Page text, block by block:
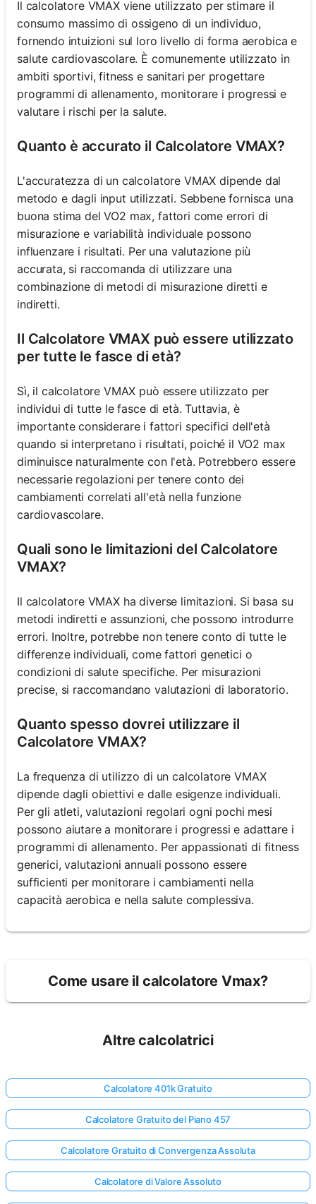
Il calcolatore VMAX viene utilizzato per stimare il
consumo massimo di ossigeno di un individuo,
fornendo intuizioni sul loro livello di forma aerobica e
salute cardiovascolare. È comunemente utilizzato in
ambiti sportivi, fitness e sanitari per progettare
programmi di allenamento, monitorare i progressi e
valutare i rischi per la salute.
Quanto è accurato il Calcolatore VMAX?
L'accuratezza di un calcolatore VMAX dipende dal
metodo e dagli input utilizzati. Sebbene fornisca una
buona stima del VO2 max, fattori come errori di
misurazione e variabilità individuale possono
influenzare i risultati. Per una valutazione più
accurata, si raccomanda di utilizzare una
combinazione di metodi di misurazione diretti e
indiretti.
Il Calcolatore VMAX può essere utilizzato
per tutte le fasce di età?
Sì, il calcolatore VMAX può essere utilizzato per
individui di tutte le fasce di età. Tuttavia, è
importante considerare i fattori specifici dell'età
quando si interpretano i risultati, poiché il VO2 max
diminuisce naturalmente con l'età. Potrebbero essere
necessarie regolazioni per tenere conto dei
cambiamenti correlati all'età nella funzione
cardiovascolare.
Quali sono le limitazioni del Calcolatore
VMAX?
Il calcolatore VMAX ha diverse limitazioni. Si basa su
metodi indiretti e assunzioni, che possono introdurre
errori. Inoltre, potrebbe non tenere conto di tutte le
differenze individuali, come fattori genetici o
condizioni di salute specifiche. Per misurazioni
precise, si raccomandano valutazioni di laboratorio.
Quanto spesso dovrei utilizzare il
Calcolatore VMAX?
La frequenza di utilizzo di un calcolatore VMAX
dipende dagli obiettivi e dalle esigenze individuali.
Per gli atleti, valutazioni regolari ogni pochi mesi
possono aiutare a monitorare i progressi e adattare i
programmi di allenamento. Per appassionati di fitness
generici, valutazioni annuali possono essere
sufficienti per monitorare i cambiamenti nella
capacità aerobica e nella salute complessiva.
Come usare il calcolatore Vmax?
Altre calcolatrici
Calcolatore 401k Gratuito
Calcolatore Gratuito del Piano 457
Calcolatore Gratuito di Convergenza Assoluta
Calcolatore di Valore Assoluto